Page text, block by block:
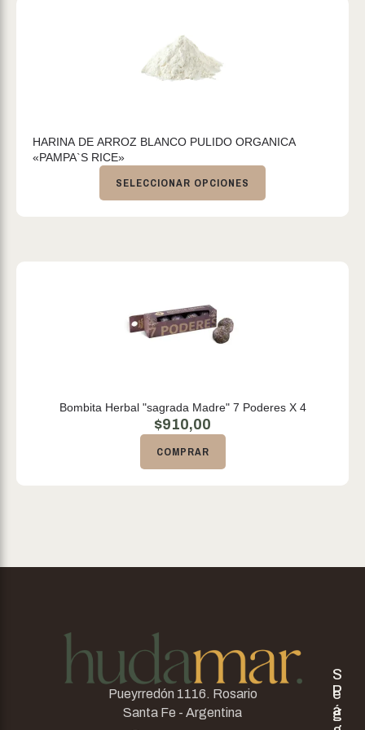
HARINA DE ARROZ BLANCO PULIDO ORGANICA
«PAMPA`S RICE»
SELECCIONAR OPCIONES
Bombita Herbal "sagrada Madre" 7 Poderes X 4
$910,00
COMPRAR
Pueyrredón 1116. Rosario
Santa Fe - Argentina
P
á
S
e
g